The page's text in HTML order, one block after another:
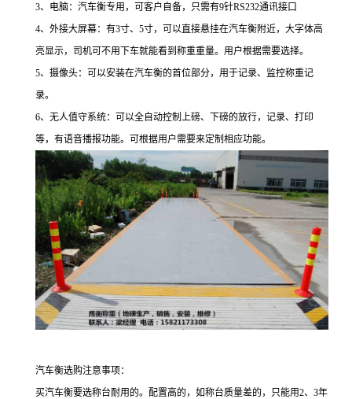
3、电脑：汽车衡专用，可客户自备，只需有9针RS232通讯接口
4、外接大屏幕：有3寸、 5寸，可以直接悬挂在汽车衡附近，大字体高
亮显示，司机可不用下车就能看到称重重量。用户根据需要选择。
5、摄像头：可以安装在汽车衡的首位部分，用于记录、监控称重记
录。
6、无人值守系统：可以全自动控制上磅、下磅的放行，记录、打印
等，有语音播报功能。可根据用户需要来定制相应功能。
汽车衡选购注意事项：
买汽车衡要选称台耐用的。配置高的，如称台质量差的，只能用2、3年